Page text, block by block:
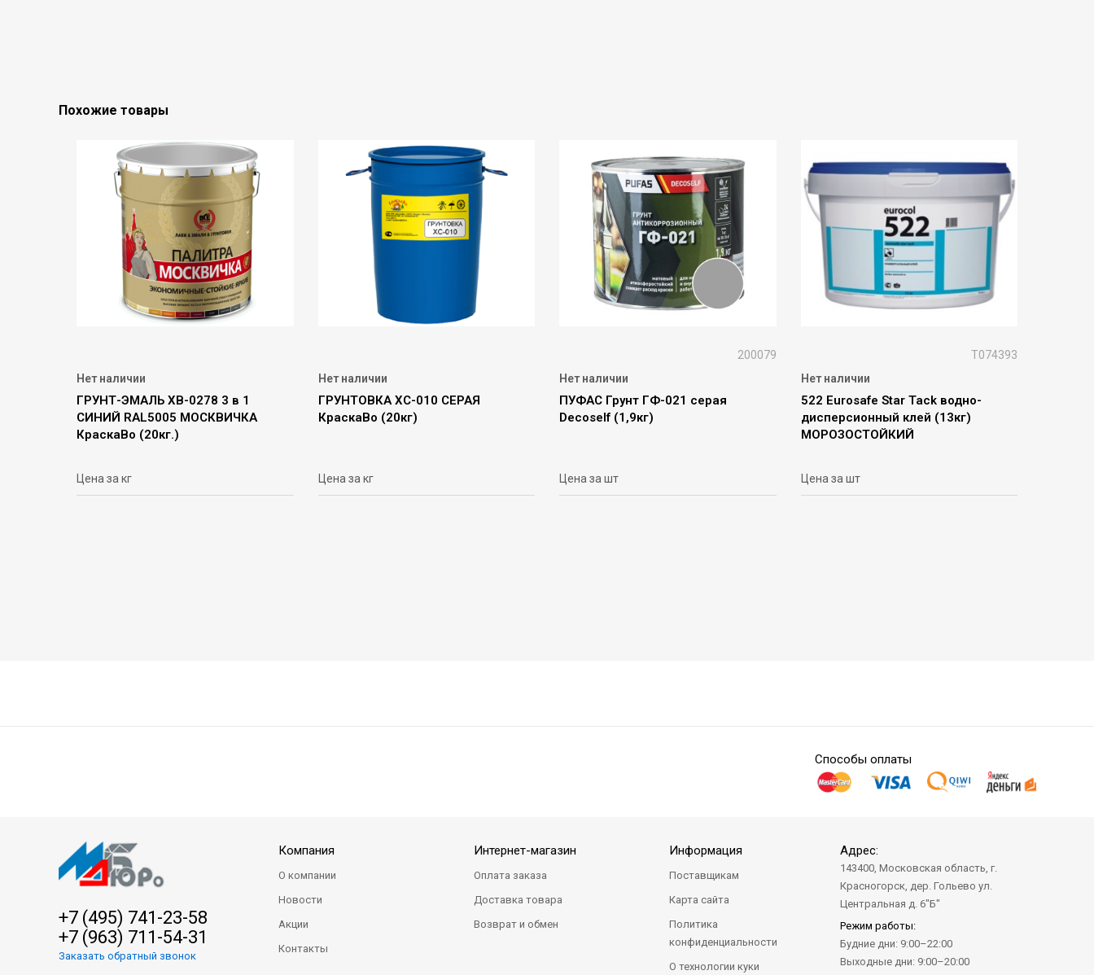
Похожие товары
Нет наличии
ГРУНТ-ЭМАЛЬ ХВ-0278 3 в 1
СИНИЙ RAL5005 МОСКВИЧКА
КраскаВо (20кг.)
Цена за кг
Нет наличии
ГРУНТОВКА ХС-010 СЕРАЯ
КраскаВо (20кг)
Цена за кг
200079
Нет наличии
ПУФАС Грунт ГФ-021 серая
Decoself (1,9кг)
Цена за шт
Т074393
Нет наличии
522 Eurosafe Star Tack водно-
дисперсионный клей (13кг)
МОРОЗОСТОЙКИЙ
Цена за шт
Способы оплаты
+7 (495) 741-23-58
+7 (963) 711-54-31
Заказать обратный звонок
Компания
О компании
Новости
Акции
Контакты
Интернет-магазин
Оплата заказа
Доставка товара
Возврат и обмен
Информация
Поставщикам
Карта сайта
Политика
конфиденциальности
О технологии куки
Адрес:
143400, Московская область, г.
Красногорск, дер. Гольево ул.
Центральная д. 6"Б"
Режим работы:
Будние дни: 9:00–22:00
Выходные дни: 9:00–20:00